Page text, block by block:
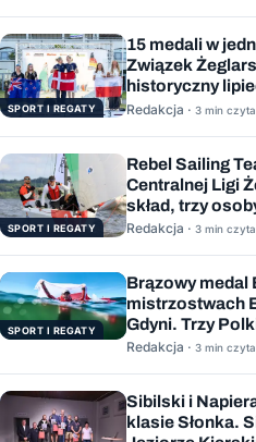
SPORT I REGATY
15 medali w
Związek
historyczny
Redakcja · 3 min
SPORT I REGATY
Rebel Sailing
Centralnej Ligi
skład, trzy
wygranych
Redakcja · 3 min
SPORT I REGATY
Brązowy medal
mistrzostwach
Gdyni. Trzy
Redakcja · 3 min
Sibilski i
klasie Słonka.